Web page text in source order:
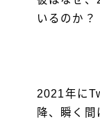
いるのか？
2021年に
降、瞬く